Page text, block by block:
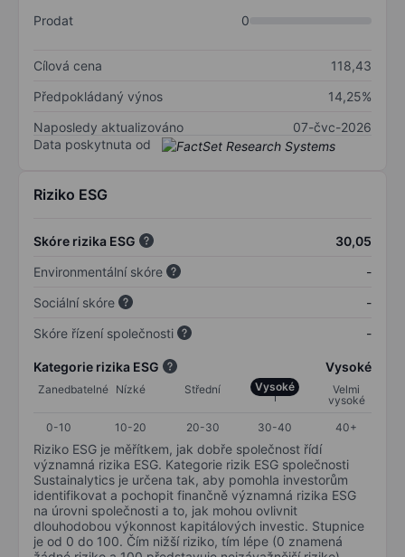
Prodat
0
Cílová cena
118,43
Předpokládaný výnos
14,25%
Naposledy aktualizováno
07-čvc-2026
Data poskytnuta od
Riziko ESG
Skóre rizika ESG
30,05
Environmentální skóre
-
Sociální skóre
-
Skóre řízení společnosti
-
Kategorie rizika ESG Vysoké
Zanedbatelné Nízké Střední Vysoké
Velmi
vysoké
0-10
10-20 20-30 30-40 40+
Riziko ESG je měřítkem, jak dobře společnost řídí
významná rizika ESG. Kategorie rizik ESG společnosti
Sustainalytics je určena tak, aby pomohla investorům
identifikovat a pochopit finančně významná rizika ESG
na úrovni společnosti a to, jak mohou ovlivnit
dlouhodobou výkonnost kapitálových investic. Stupnice
je od 0 do 100. Čím nižší riziko, tím lépe (0 znamená